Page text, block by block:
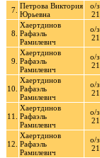
7. Петрова Виктория
Юрьевна
о/
8.
Хаертдинов
Рафаэль
Рамилевич
о/
9.
Хаертдинов
Рафаэль
Рамилевич
о/
10.
Хаертдинов
Рафаэль
Рамилевич
о/
11.
Хаертдинов
Рафаэль
Рамилевич
о/
12.
Хаертдинов
Рафаэль
Рамилевич
о/